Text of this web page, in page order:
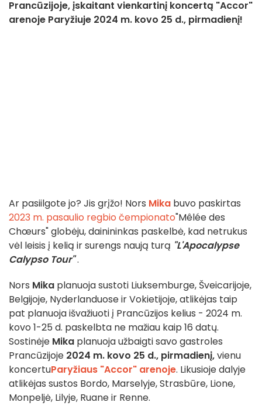
Prancūzijoje, įskaitant vienkartinį koncertą "Accor"
arenoje Paryžiuje 2024 m. kovo 25 d., pirmadienį!
Ar pasiilgote jo? Jis grįžo! Nors Mika buvo paskirtas
2023 m. pasaulio regbio čempionato"Mêlée des
Chœurs" globėju, dainininkas paskelbė, kad netrukus
vėl leisis į kelią ir surengs naują turą "L'Apocalypse
Calypso Tour".
Nors Mika planuoja sustoti Liuksemburge, Šveicarijoje,
Belgijoje, Nyderlanduose ir Vokietijoje, atlikėjas taip
pat planuoja išvažiuoti į Prancūzijos kelius - 2024 m.
kovo 1-25 d. paskelbta ne mažiau kaip 16 datų.
Sostinėje Mika planuoja užbaigti savo gastroles
Prancūzijoje 2024 m. kovo 25 d., pirmadienį,vienu
koncertuParyžiaus "Accor" arenoje. Likusioje dalyje
atlikėjas sustos Bordo, Marselyje, Strasbūre, Lione,
Monpeljė, Lilyje, Ruane ir Renne.